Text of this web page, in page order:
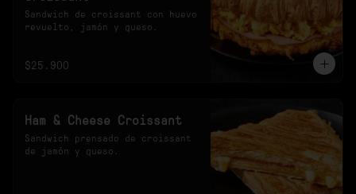
Sandwich de croissant con huevo
revuelto, jamón y queso.
$25.900
Ham & Cheese Croissant
Sandwich prensado de croissant
de jamón y queso.